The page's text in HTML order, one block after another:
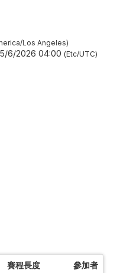
Los Angeles
6/2026 04:00 Etc/UTC
賽程長度 參加者